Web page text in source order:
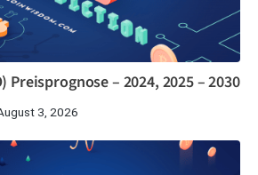
Preisprognose – 2024, 2025 – 2030
3, 2026